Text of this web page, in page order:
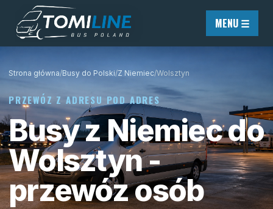
Przejdź do treści
MENU ☰
Strona główna/Busy do Polski/Z Niemiec/Wolsztyn
PRZEWÓZ Z ADRESU POD ADRES
Busy z Niemiec do
Wolsztyn -
przewóz osób